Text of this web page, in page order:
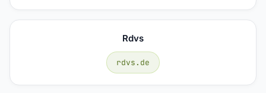
Rdvs
rdvs.de